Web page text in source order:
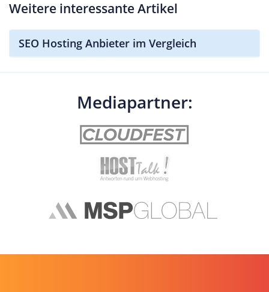
Weitere interessante Artikel
SEO Hosting Anbieter im Vergleich
Mediapartner: